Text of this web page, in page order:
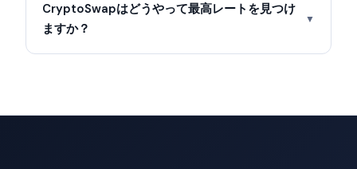
CryptoSwapはどうやって最高レートを見つけ
ますか？
▼